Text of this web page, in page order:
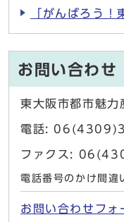
「がんばろう！
お問い合わせ
東大阪市都市魅力
電話:
ファクス:
電話番号のかけ間違
お問い合わせフォ